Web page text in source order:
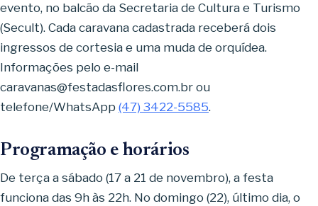
evento, no balcão da Secretaria de Cultura e Turismo
(Secult). Cada caravana cadastrada receberá dois
ingressos de cortesia e uma muda de orquídea.
Informações pelo e-mail
caravanas@festadasflores.com.br ou
telefone/WhatsApp (47) 3422-5585.
Programação e horários
De terça a sábado (17 a 21 de novembro), a festa
funciona das 9h às 22h. No domingo (22), último dia, o